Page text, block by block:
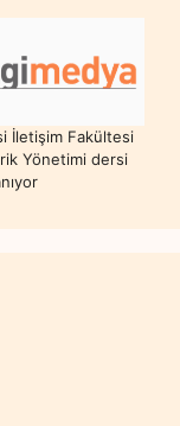
İletişim Fakültesi
Yönetimi dersi